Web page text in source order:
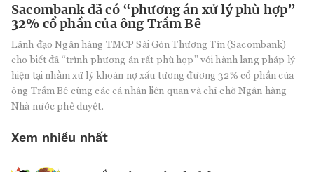
Sacombank đã có “phương án xử lý phù hợp”
32% cổ phần của ông Trầm Bê
Lãnh đạo Ngân hàng TMCP Sài Gòn Thương Tín (Sacombank)
cho biết đã “trình phương án rất phù hợp” với hành lang pháp lý
hiện tại nhằm xử lý khoản nợ xấu tương đương 32% cổ phần của
ông Trầm Bê cùng các cá nhân liên quan và chỉ chờ Ngân hàng
Nhà nước phê duyệt.
Xem nhiều nhất